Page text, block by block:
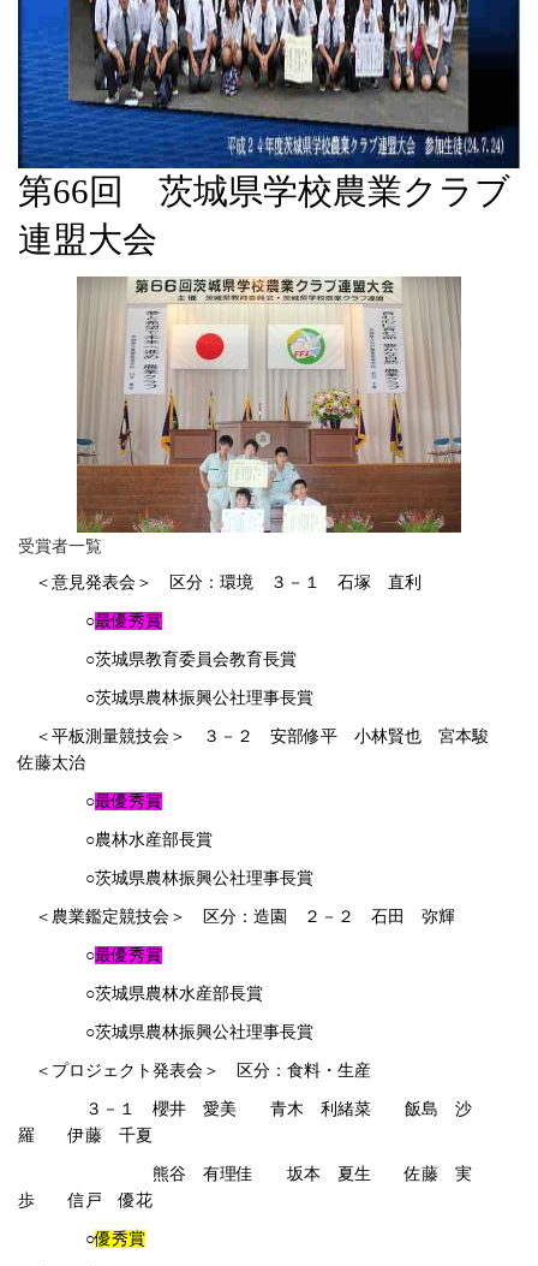
第66回 茨城県学校農業クラブ
連盟大会
受賞者一覧
＜意見発表会＞ 区分：環境 ３－１ 石塚 直利
○最優秀賞
○茨城県教育委員会教育長賞
○茨城県農林振興公社理事長賞
＜平板測量競技会＞ ３－２ 安部修平 小林賢也 宮本駿
佐藤太治
○最優秀賞
○農林水産部長賞
○茨城県農林振興公社理事長賞
＜農業鑑定競技会＞ 区分：造園 ２－２ 石田 弥輝
○最優秀賞
○茨城県農林水産部長賞
○茨城県農林振興公社理事長賞
＜プロジェクト発表会＞ 区分：食料・生産
３－１ 櫻井 愛美 青木 利緒菜 飯島 沙
羅 伊藤 千夏
熊谷 有理佳 坂本 夏生 佐藤 実
歩 信戸 優花
○優秀賞